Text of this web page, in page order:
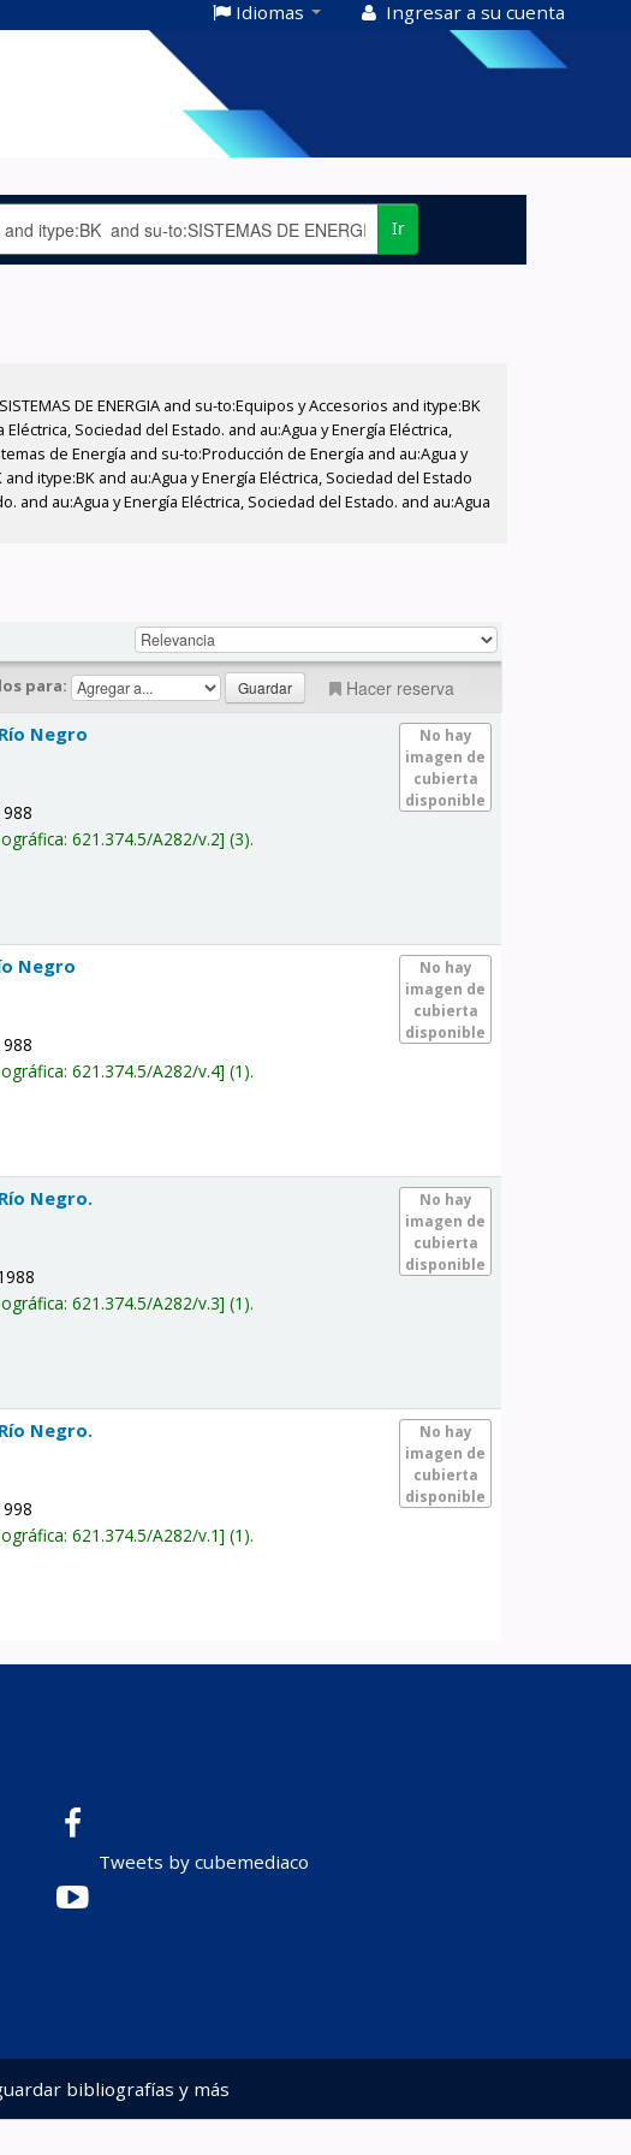
Idiomas Ingresar a su cuenta
Ir
DE ENERGIA and su-to:Equipos y Accesorios and itype:BK
Sociedad del Estado. and au:Agua y Energía Eléctrica,
de Energía and su-to:Producción de Energía and au:Agua y
itype:BK and au:Agua y Energía Eléctrica, Sociedad del Estado
and au:Agua y Energía Eléctrica, Sociedad del Estado. and au:Agua
para: Hacer reserva
No hay
imagen de
cubierta
disponible
Río Negro
621.374.5/A282/v.2 (3).
No hay
imagen de
cubierta
disponible
Negro
621.374.5/A282/v.4 (1).
No hay
imagen de
cubierta
disponible
Río Negro.
621.374.5/A282/v.3 (1).
No hay
imagen de
cubierta
disponible
Río Negro.
621.374.5/A282/v.1 (1).
Tweets by cubemediaco
bibliografías y más